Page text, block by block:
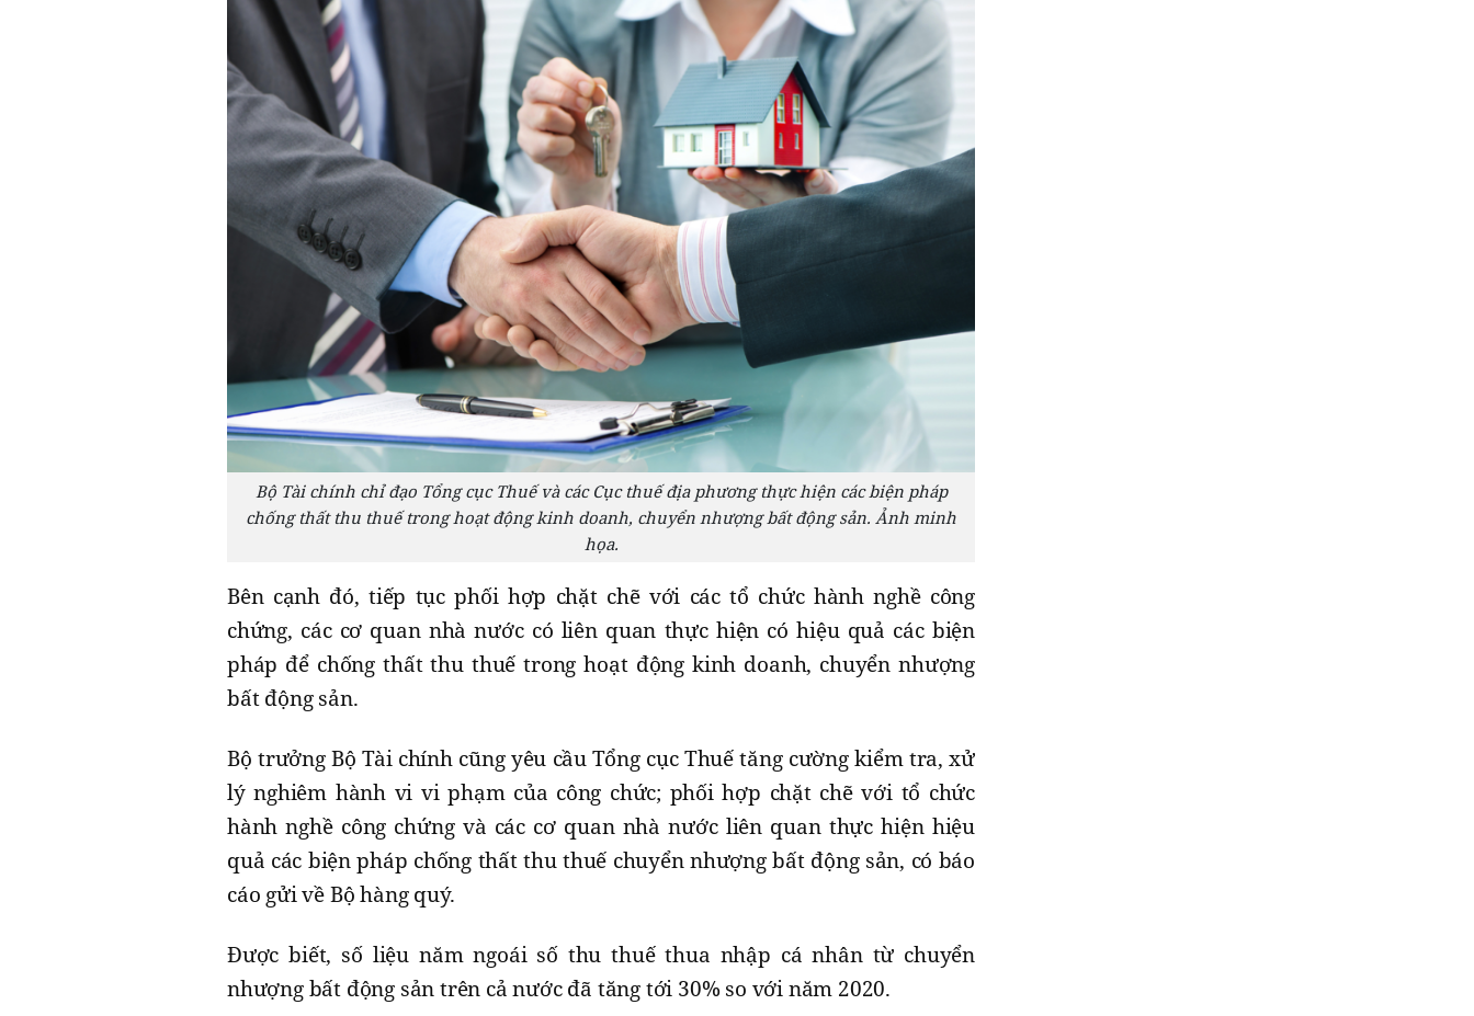
Bộ Tài chính chỉ đạo Tổng cục Thuế và các Cục thuế địa phương thực hiện các biện pháp
chống thất thu thuế trong hoạt động kinh doanh, chuyển nhượng bất động sản. Ảnh minh
họa.
Bên cạnh đó, tiếp tục phối hợp chặt chẽ với các tổ chức hành nghề công
chứng, các cơ quan nhà nước có liên quan thực hiện có hiệu quả các biện
pháp để chống thất thu thuế trong hoạt động kinh doanh, chuyển nhượng
bất động sản.
Bộ trưởng Bộ Tài chính cũng yêu cầu Tổng cục Thuế tăng cường kiểm tra, xử
lý nghiêm hành vi vi phạm của công chức; phối hợp chặt chẽ với tổ chức
hành nghề công chứng và các cơ quan nhà nước liên quan thực hiện hiệu
quả các biện pháp chống thất thu thuế chuyển nhượng bất động sản, có báo
cáo gửi về Bộ hàng quý.
Được biết, số liệu năm ngoái số thu thuế thua nhập cá nhân từ chuyển
nhượng bất động sản trên cả nước đã tăng tới 30% so với năm 2020.